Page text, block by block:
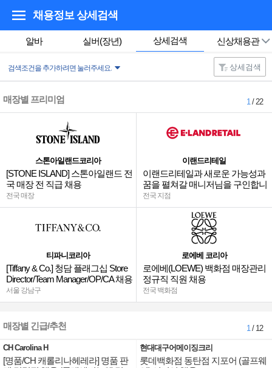
채용정보 상세검색
알바 실버(장년) 상세검색 신상채용관
검색조건을 추가하려면 눌러주세요. 상세검색
매장별 프리미엄 1/ 22
스톤아일랜드코리아
[STONE ISLAND] 스톤아일랜드 전
국 매장 전 직급 채용
전국 매장
티파니코리아
[Tiffany & Co.] 청담 플래그십 Store
Director/Team Manager/OP/CA 채용
서울 강남구
이랜드리테일
이랜드리테일과 새로운 가능성과
꿈을 펼쳐갈 매니저님을 구인합니
다.
전국 지점
로에베 코리아
로에베(LOEWE) 백화점 매장관리
정규직 직원 채용
전국 백화점
매장별 긴급/추천 1/ 12
CH Carolina H
[명품/CH 캐롤리나헤레라] 명품 판
현대대구어메이징크리
롯데백화점 동탄점 지포어 (골프웨